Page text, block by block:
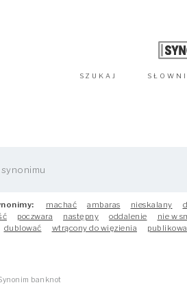
SZUKAJ
machać ambaras nieskalany
poczwara następny oddalenie nie w
dublować wtrącony do więzienia
banknot